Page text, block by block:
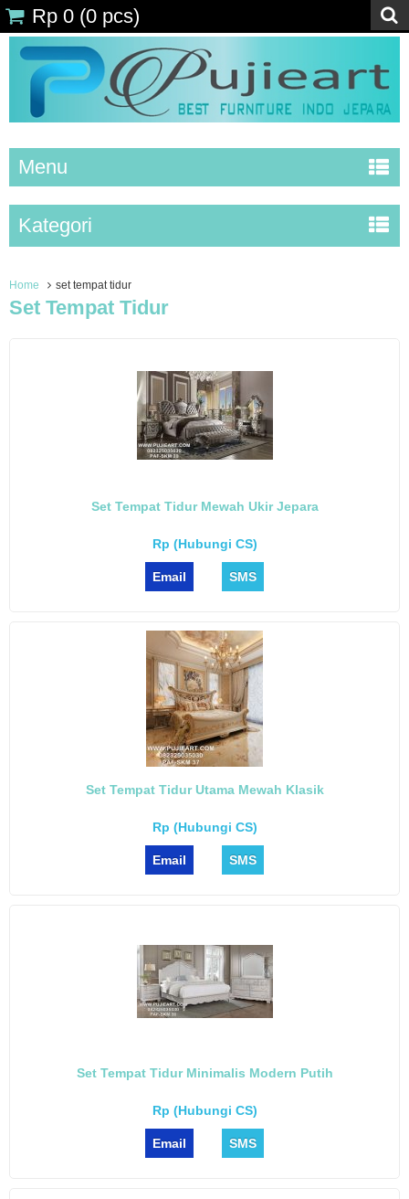
Rp 0 (0 pcs)
Menu
Kategori
Home set tempat tidur
Set Tempat Tidur
Set Tempat Tidur Mewah Ukir Jepara
Rp (Hubungi CS)
Email SMS
Set Tempat Tidur Utama Mewah Klasik
Rp (Hubungi CS)
Email SMS
Set Tempat Tidur Minimalis Modern Putih
Rp (Hubungi CS)
Email SMS